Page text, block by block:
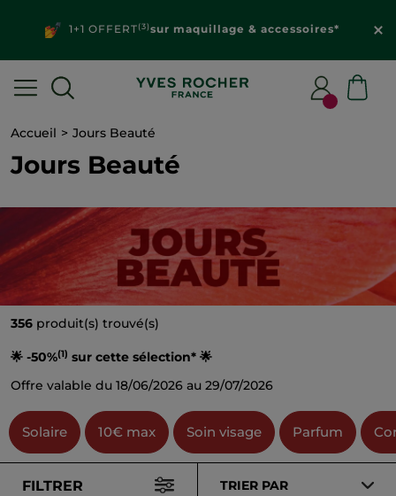
1+1 OFFERT(3)sur maquillage & accessoires*
Accueil Jours Beauté
Jours Beauté
356 produit(s) trouvé(s)
🌟 -50%(1) sur cette sélection* 🌟
Offre valable du 18/06/2026 au 29/07/2026
Solaire 10€ max Soin visage Parfum
FILTRER TRIER PAR